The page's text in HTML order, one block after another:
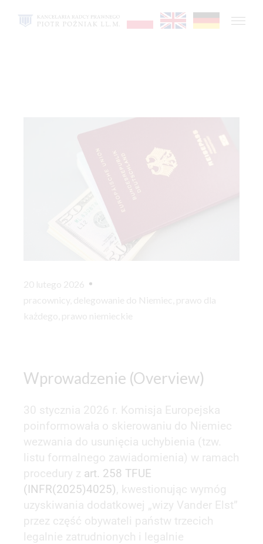
20 lutego 2026
pracownicy delegowanie do Niemiec
prawo dla
każdego prawo niemieckie
Wprowadzenie (Overview)
30 stycznia 2026 r. Komisja Europejska
poinformowała o skierowaniu do Niemiec
wezwania do usunięcia uchybienia (tzw.
listu formalnego zawiadomienia) w ramach
procedury z art. 258 TFUE
(INFR(2025)4025) , kwestionując wymóg
uzyskiwania dodatkowej „wizy Vander Elst”
przez część obywateli państw trzecich
legalnie zatrudnionych i legalnie